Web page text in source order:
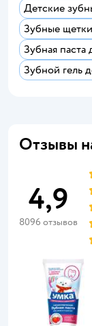
Детские
Зубные
Зубная паста
Зубной гель
Отзывы
4,9
8096 отзывов